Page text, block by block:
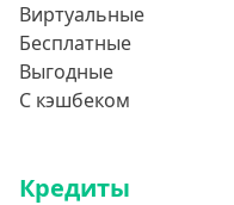
Виртуальные
Бесплатные
Выгодные
С кэшбеком
Кредиты